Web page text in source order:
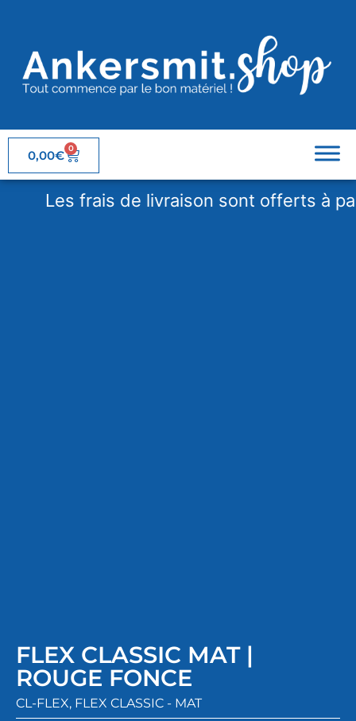
0,00€ 0
Les frais de livraison sont offerts à partir
FLEX CLASSIC MAT |
ROUGE FONCE
CL-FLEX, FLEX CLASSIC - MAT